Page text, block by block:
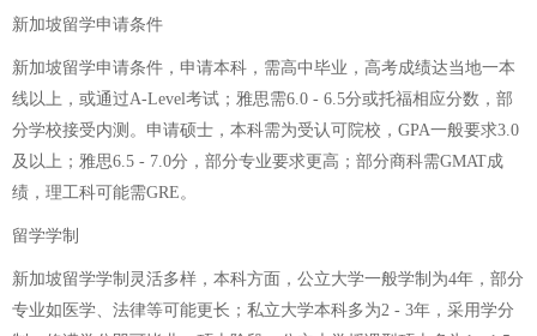
新加坡留学申请条件
新加坡留学申请条件，申请本科，需高中毕业，高考成绩达当地一本
线以上，或通过A-Level考试；雅思需6.0 - 6.5分或托福相应分数，部
分学校接受内测。申请硕士，本科需为受认可院校，GPA一般要求3.0
及以上；雅思6.5 - 7.0分，部分专业要求更高；部分商科需GMAT成
绩，理工科可能需GRE。
留学学制
新加坡留学学制灵活多样，本科方面，公立大学一般学制为4年，部分
专业如医学、法律等可能更长；私立大学本科多为2 - 3年，采用学分